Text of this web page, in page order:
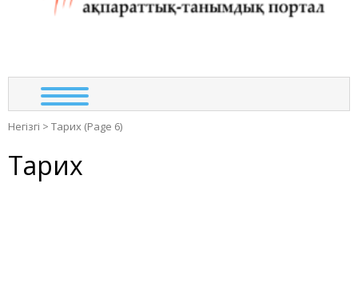
Негізгі > Тарих (Page 6)
Тарих